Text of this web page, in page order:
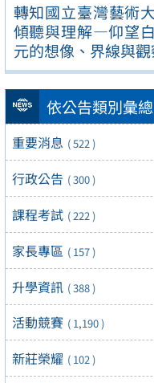
轉知國立臺灣藝術
傾聽與理解—仰望
元的想像、界線與觀
依公告類別彙總
重要消息 ( 522 )
行政公告 ( 300 )
課程考試 ( 222 )
家長專區 ( 157 )
升學資訊 ( 388 )
活動競賽 ( 1,190 )
新莊榮耀 ( 102 )